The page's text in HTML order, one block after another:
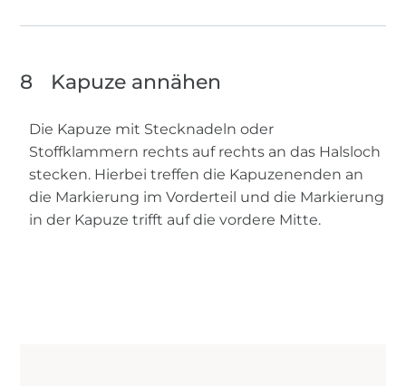
8 Kapuze annähen
Die Kapuze mit Stecknadeln oder
Stoffklammern rechts auf rechts an das Halsloch
stecken. Hierbei treffen die Kapuzenenden an
die Markierung im Vorderteil und die Markierung
in der Kapuze trifft auf die vordere Mitte.